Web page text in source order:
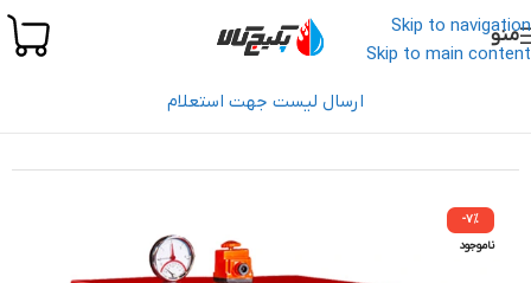
Skip to navigation
Skip to main content
منو
ارسال لیست جهت استعلام
-7%
ناموجود